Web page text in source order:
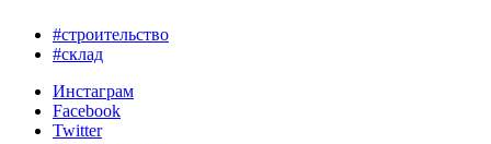
#строительство
#склад
Инстаграм
Facebook
Twitter